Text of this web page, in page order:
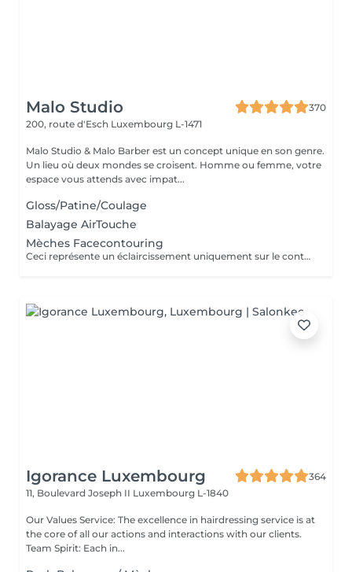
Malo Studio
370
200, route d'Esch Luxembourg L-1471
Malo Studio & Malo Barber est un concept unique en son genre.
Un lieu où deux mondes se croisent. Homme ou femme, votre
espace vous attends avec impat...
Gloss/Patine/Coulage
Balayage AirTouche
Mèches Facecontouring
Ceci représente un éclaircissement uniquement sur le contour du visage.
Igorance Luxembourg
364
11, Boulevard Joseph II Luxembourg L-1840
Our Values Service: The excellence in hairdressing service is at
the core of all our actions and interactions with our clients.
Team Spirit: Each in...